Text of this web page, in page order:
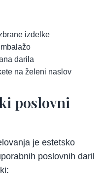
izdelke
darila
na želeni naslov
poslovni
je estetsko
poslovnih daril